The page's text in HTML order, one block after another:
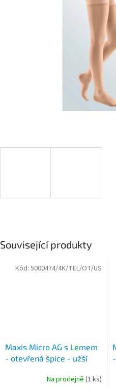
Související produkty
Maxis Micro AG s Lemem
- otevřená špice - užší
Na prodejně (1 ks)
Kód: 5000474/4K/TEL/OT/US